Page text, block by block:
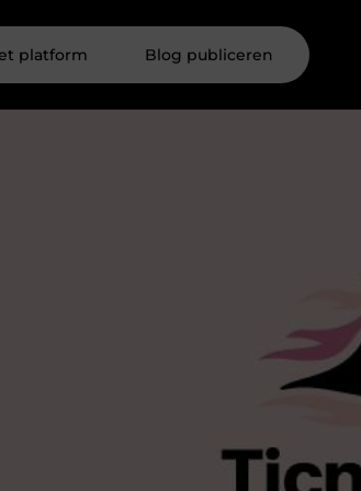
platform Blog publiceren